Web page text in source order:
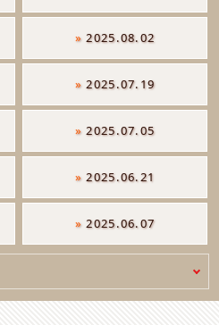
» 2025.08.02
» 2025.07.19
» 2025.07.05
» 2025.06.21
» 2025.06.07